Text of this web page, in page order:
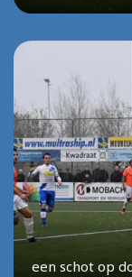
een schot op